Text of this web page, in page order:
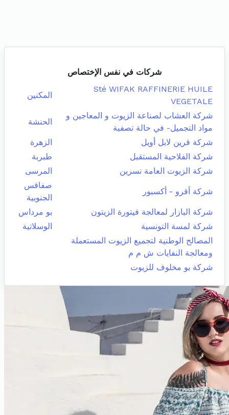
شركات في نفس الإختصاص
Sté WIFAK RAFFINERIE HUILE
VEGETALE
المكنين
شركة العشاب لصناعة الزيوت و المعاجين و
مواد التجميل- في حالة تصفية
الحنشة
شركة قرين لابل أويل
الزهرة
شركة الفلاحية المستقبل
طبربة
شركة الزيوت العامة نسرين
المرسى
شركة أقرو - أكسبور
صفاقس
الجنوبية
شركة البازار لمعالجة فيتورة الزيتون
بو مرداس
شركة لمسة التونسية
الوسلاتية
المصالح الوطنية لتجميع الزيوت المستعملة
ومعالجة النفايات ش م م
شركة بو مخلوف للزيوت